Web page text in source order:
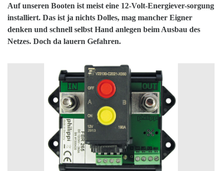
Auf unseren Booten ist meist eine 12-Volt-Energiever-sorgung
installiert. Das ist ja nichts Dolles, mag mancher Eigner
denken und schnell selbst Hand anlegen beim Ausbau des
Netzes. Doch da lauern Gefahren.